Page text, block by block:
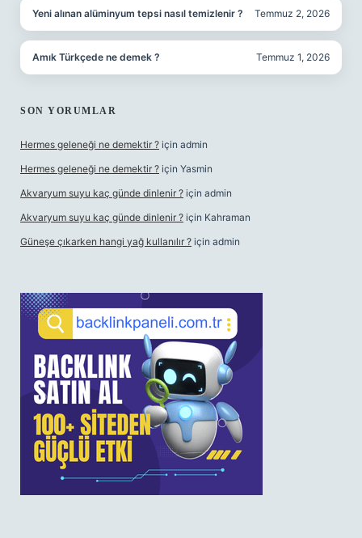
Yeni alınan alüminyum tepsi nasıl temizlenir ? Temmuz 2, 2026
Amık Türkçede ne demek ? Temmuz 1, 2026
SON YORUMLAR
Hermes geleneği ne demektir ? için admin
Hermes geleneği ne demektir ? için Yasmin
Akvaryum suyu kaç günde dinlenir ? için admin
Akvaryum suyu kaç günde dinlenir ? için Kahraman
Güneşe çıkarken hangi yağ kullanılır ? için admin